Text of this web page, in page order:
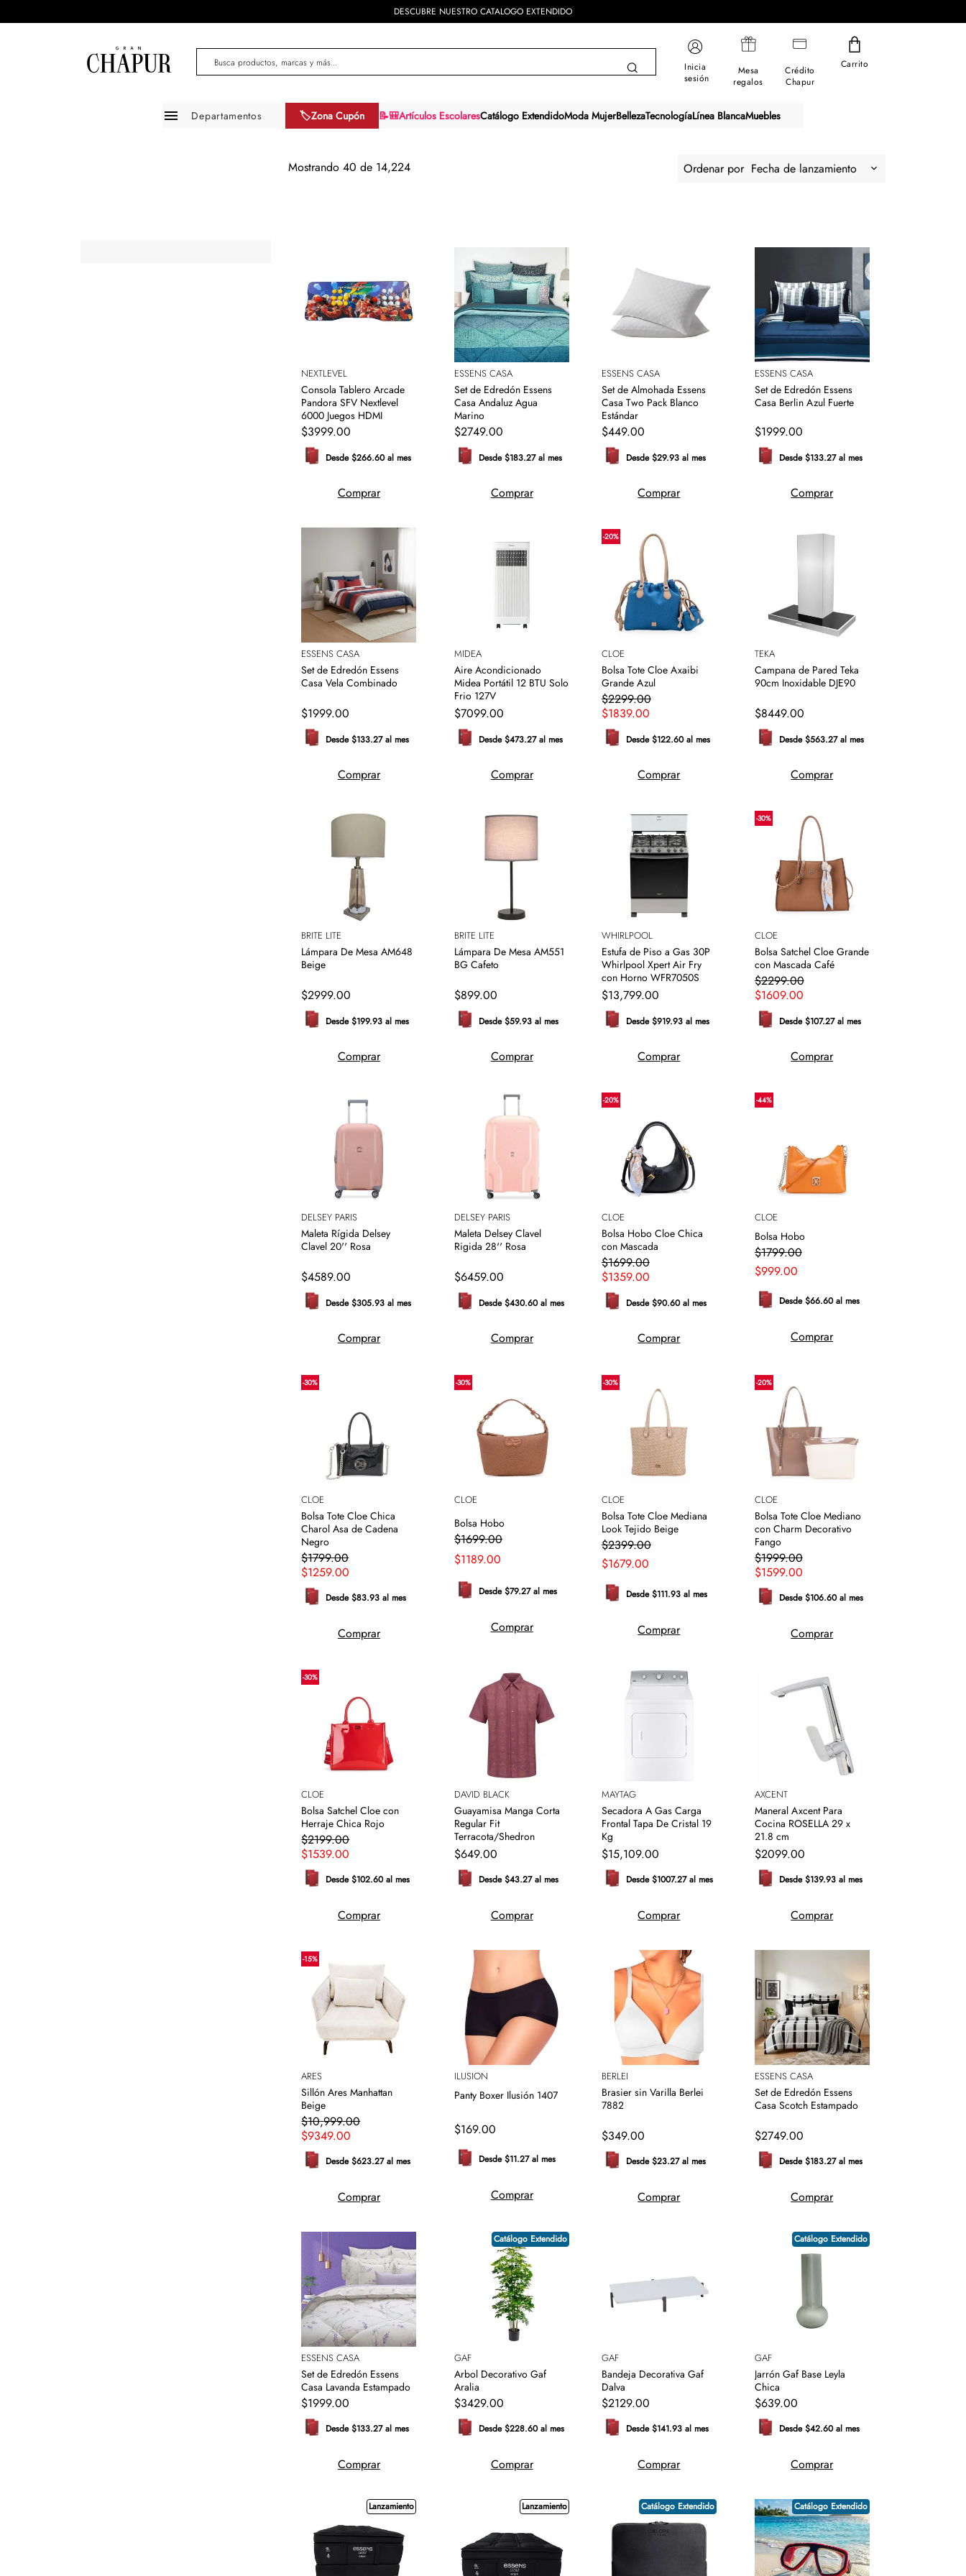
ENVÍOS GRATIS A PARTIR DE $799 🇲🇽
Busca productos, marcas y más...
Inicia
sesión
Mesa
regalos
Crédito
Chapur
Carrito
Departamentos 🏷️Zona Cupón 📝🎒Artículos EscolaresCatálogo ExtendidoModa MujerBellezaTecnologíaLínea BlancaMuebles
Mostrando 40 de 14,224 Ordenar por Fecha de lanzamiento
NEXTLEVEL
Consola Tablero Arcade
Pandora SFV Nextlevel
6000 Juegos HDMI
$3999.00
Desde $266.60 al mes
Comprar
ESSENS CASA
Set de Edredón Essens
Casa Andaluz Agua
Marino
$2749.00
Desde $183.27 al mes
Comprar
ESSENS CASA
Set de Almohada Essens
Casa Two Pack Blanco
Estándar
$449.00
Desde $29.93 al mes
Comprar
ESSENS CASA
Set de Edredón Essens
Casa Berlin Azul Fuerte
$1999.00
Desde $133.27 al mes
Comprar
ESSENS CASA
Set de Edredón Essens
Casa Vela Combinado
$1999.00
Desde $133.27 al mes
Comprar
MIDEA
Aire Acondicionado
Midea Portátil 12 BTU Solo
Frio 127V
$7099.00
Desde $473.27 al mes
Comprar
-20%
CLOE
Bolsa Tote Cloe Axaibi
Grande Azul
$2299.00
$1839.00
Desde $122.60 al mes
Comprar
TEKA
Campana de Pared Teka
90cm Inoxidable DJE90
$8449.00
Desde $563.27 al mes
Comprar
BRITE LITE
Lámpara De Mesa AM648
Beige
$2999.00
Desde $199.93 al mes
Comprar
BRITE LITE
Lámpara De Mesa AM551
BG Cafeto
$899.00
Desde $59.93 al mes
Comprar
WHIRLPOOL
Estufa de Piso a Gas 30P
Whirlpool Xpert Air Fry
con Horno WFR7050S
$13,799.00
Desde $919.93 al mes
Comprar
-30%
CLOE
Bolsa Satchel Cloe Grande
con Mascada Café
$2299.00
$1609.00
Desde $107.27 al mes
Comprar
DELSEY PARIS
Maleta Rígida Delsey
Clavel 20'' Rosa
$4589.00
Desde $305.93 al mes
Comprar
DELSEY PARIS
Maleta Delsey Clavel
Rigida 28'' Rosa
$6459.00
Desde $430.60 al mes
Comprar
-20%
CLOE
Bolsa Hobo Cloe Chica
con Mascada
$1699.00
$1359.00
Desde $90.60 al mes
Comprar
-44%
CLOE
Bolsa Hobo
$1799.00
$999.00
Desde $66.60 al mes
Comprar
-30%
CLOE
Bolsa Tote Cloe Chica
Charol Asa de Cadena
Negro
$1799.00
$1259.00
Desde $83.93 al mes
Comprar
-30%
CLOE
Bolsa Hobo
$1699.00
$1189.00
Desde $79.27 al mes
Comprar
-30%
CLOE
Bolsa Tote Cloe Mediana
Look Tejido Beige
$2399.00
$1679.00
Desde $111.93 al mes
Comprar
-20%
CLOE
Bolsa Tote Cloe Mediano
con Charm Decorativo
Fango
$1999.00
$1599.00
Desde $106.60 al mes
Comprar
-30%
CLOE
Bolsa Satchel Cloe con
Herraje Chica Rojo
$2199.00
$1539.00
Desde $102.60 al mes
Comprar
DAVID BLACK
Guayamisa Manga Corta
Regular Fit
Terracota/Shedron
$649.00
Desde $43.27 al mes
Comprar
MAYTAG
Secadora A Gas Carga
Frontal Tapa De Cristal 19
Kg
$15,109.00
Desde $1007.27 al mes
Comprar
AXCENT
Maneral Axcent Para
Cocina ROSELLA 29 x
21.8 cm
$2099.00
Desde $139.93 al mes
Comprar
-15%
ARES
Sillón Ares Manhattan
Beige
$10,999.00
$9349.00
Desde $623.27 al mes
Comprar
ILUSION
Panty Boxer Ilusión 1407
$169.00
Desde $11.27 al mes
Comprar
BERLEI
Brasier sin Varilla Berlei
7882
$349.00
Desde $23.27 al mes
Comprar
ESSENS CASA
Set de Edredón Essens
Casa Scotch Estampado
$2749.00
Desde $183.27 al mes
Comprar
ESSENS CASA
Set de Edredón Essens
Casa Lavanda Estampado
$1999.00
Desde $133.27 al mes
Comprar
Catálogo Extendido
GAF
Arbol Decorativo Gaf
Aralia
$3429.00
Desde $228.60 al mes
Comprar
GAF
Bandeja Decorativa Gaf
Dalva
$2129.00
Desde $141.93 al mes
Comprar
Catálogo Extendido
GAF
Jarrón Gaf Base Leyla
Chica
$639.00
Desde $42.60 al mes
Comprar
Lanzamiento Lanzamiento Catálogo Extendido Catálogo Extendido